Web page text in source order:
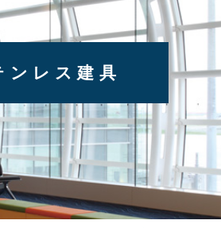
設
学校用間仕切プレウォール
アルミパーティション
スチールパーティション
ガラスパーティション
ローパーティション
トイレブース
園児用トイレブース
フリーアクセスフロア
ンレス建具